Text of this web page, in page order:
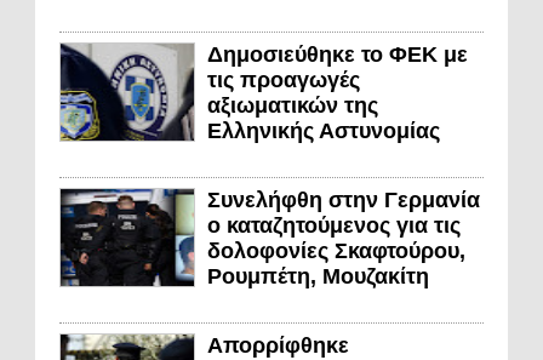
Δημοσιεύθηκε το ΦΕΚ με
τις προαγωγές
αξιωματικών της
Ελληνικής Αστυνομίας
Συνελήφθη στην Γερμανία
ο καταζητούμενος για τις
δολοφονίες Σκαφτούρου,
Ρουμπέτη, Μουζακίτη
Απορρίφθηκε